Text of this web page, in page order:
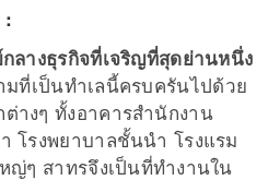
:
ลางธุรกิจที่เจริญที่สุดย่านหนึ่ง
มที่เป็นทำเลนี้ครบครันไปด้วย
างๆ ทั้งอาคารสำนักงาน
โรงพยาบาลชั้นนำ โรงแรม
ญ่ๆ สาทรจึงเป็นที่ทำงานใน